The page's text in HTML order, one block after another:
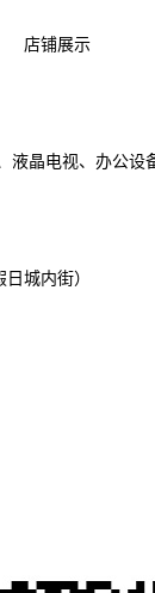
店铺展示
电视、办公设
城内街）